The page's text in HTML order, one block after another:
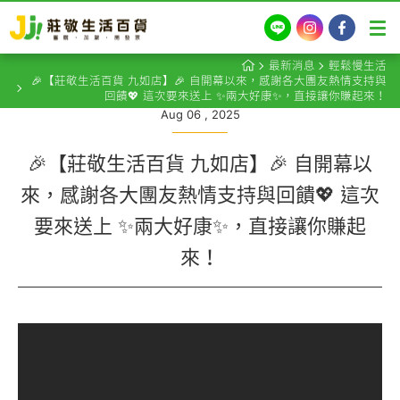
LINE InstagramFacebook
最新消息
輕鬆慢生活
🎉【莊敬生活百貨 九如店】🎉 自開幕以來，感謝各大團友熱情支持與
回饋💖 這次要來送上 ✨兩大好康✨，直接讓你賺起來！
Aug 06 , 2025
🎉【莊敬生活百貨 九如店】🎉 自開幕以
來，感謝各大團友熱情支持與回饋💖 這次
要來送上 ✨兩大好康✨，直接讓你賺起
來！